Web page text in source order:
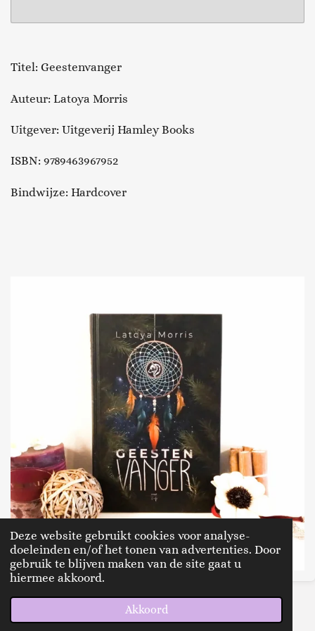
Deze website gebruikt cookies voor analyse-
doeleinden en/of het tonen van advertenties. Door
gebruik te blijven maken van de site gaat u
hiermee akkoord.
Akkoord
Titel: Geestenvanger
Auteur: Latoya Morris
Uitgever: Uitgeverij Hamley Books
ISBN: 9789463967952
Bindwijze: Hardcover
© 2020 - 2026 thereadingtwinsnl